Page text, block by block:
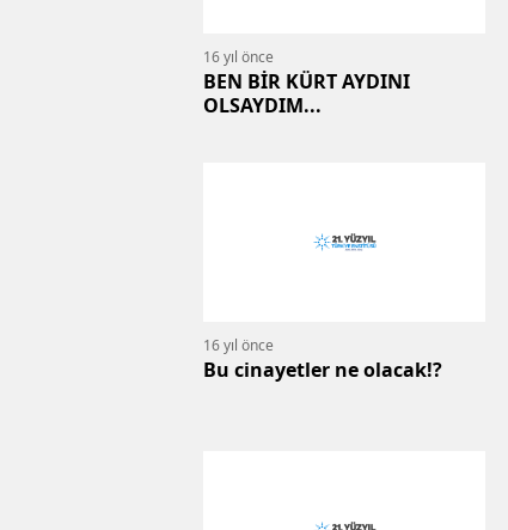
16 yıl önce
BEN BİR KÜRT AYDINI
OLSAYDIM...
16 yıl önce
Bu cinayetler ne olacak!?